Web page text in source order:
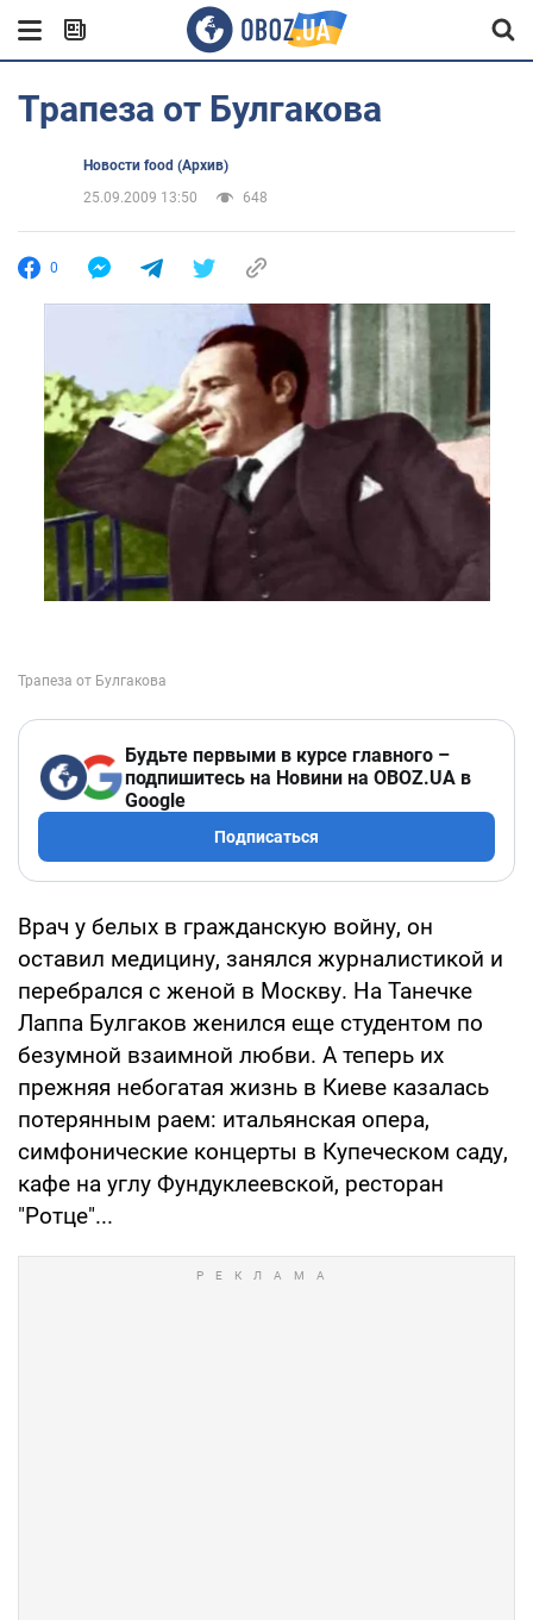
Трапеза от Булгакова
Новости food (Архив)
25.09.2009 13:50
648
0
Будьте первыми в курсе главного –
подпишитесь на Новини на OBOZ.UA в
Google
Подписаться
Врач у белых в гражданскую войну, он
оставил медицину, занялся журналистикой и
перебрался с женой в Москву. На Танечке
Лаппа Булгаков женился еще студентом по
безумной взаимной любви. А теперь их
прежняя небогатая жизнь в Киеве казалась
потерянным раем: итальянская опера,
симфонические концерты в Купеческом саду,
кафе на углу Фундуклеевской, ресторан
"Ротце"...